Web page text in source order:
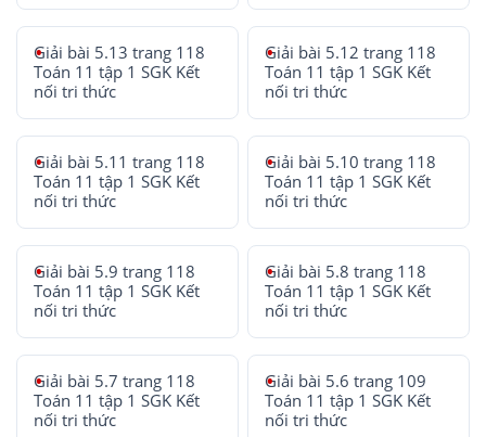
Giải bài 5.13 trang 118
Toán 11 tập 1 SGK Kết
nối tri thức
Giải bài 5.12 trang 118
Toán 11 tập 1 SGK Kết
nối tri thức
Giải bài 5.11 trang 118
Toán 11 tập 1 SGK Kết
nối tri thức
Giải bài 5.10 trang 118
Toán 11 tập 1 SGK Kết
nối tri thức
Giải bài 5.9 trang 118
Toán 11 tập 1 SGK Kết
nối tri thức
Giải bài 5.8 trang 118
Toán 11 tập 1 SGK Kết
nối tri thức
Giải bài 5.7 trang 118
Toán 11 tập 1 SGK Kết
nối tri thức
Giải bài 5.6 trang 109
Toán 11 tập 1 SGK Kết
nối tri thức